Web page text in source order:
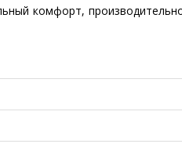
комфорт,